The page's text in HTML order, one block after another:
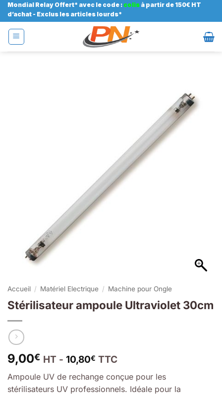
Passer
au
contenu
Mondial Relay Offert* avec le code : colis à partir de 150€ HT
d’achat - Exclus les articles lourds*
Accueil / Matériel Electrique / Machine pour Ongle
Stérilisateur ampoule Ultraviolet 30cm
9,00€ HT - 10,80€ TTC
Ampoule UV de rechange conçue pour les
stérilisateurs UV professionnels. Idéale pour la